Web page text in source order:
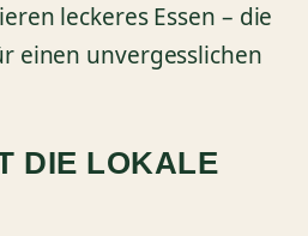
leckeres Essen – die
einen unvergesslichen
DIE LOKALE